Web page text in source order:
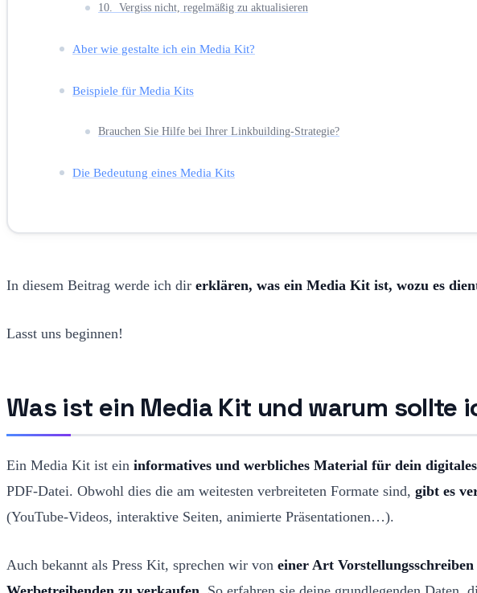
10. Vergiss nicht, regelmäßig zu aktualisieren
Aber wie gestalte ich ein Media Kit?
Beispiele für Media Kits
Brauchen Sie Hilfe bei Ihrer Linkbuilding-Strategie?
Die Bedeutung eines Media Kits
In diesem Beitrag werde ich dir erklären, was ein Media Kit ist, wozu es
Lasst uns beginnen!
Was ist ein Media Kit und warum sollte
Ein Media Kit ist ein informatives und werbliches Material für dein
PDF-Datei. Obwohl dies die am weitesten verbreiteten Formate sind, gibt es
(YouTube-Videos, interaktive Seiten, animierte Präsentationen…).
Auch bekannt als Press Kit, sprechen wir von einer Art